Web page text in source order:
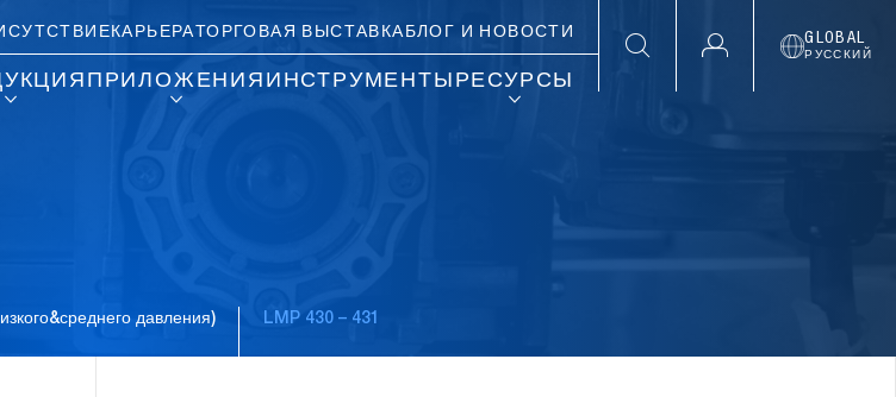
КАРЬЕРА ТОРГОВАЯ ВЫСТАВКАБЛОГ И НОВОСТИ
ПРИЛОЖЕНИЯ ИНСТРУМЕНТЫ РЕСУРСЫ
GLOBAL
РУССКИЙ
давления) LMP 430 – 431